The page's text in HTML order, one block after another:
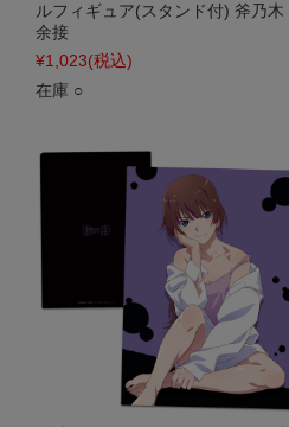
ルフィギュア(スタンド付) 斧乃木
余接
¥1,023(税込)
在庫 ○